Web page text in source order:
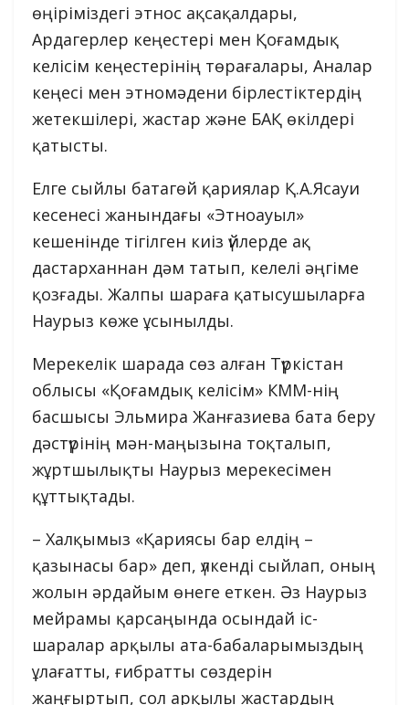
өңіріміздегі этнос ақсақалдары,
Ардагерлер кеңестері мен Қоғамдық
келісім кеңестерінің төрағалары, Аналар
кеңесі мен этномәдени бірлестіктердің
жетекшілері, жастар және БАҚ өкілдері
қатысты.
Елге сыйлы батагөй қариялар Қ.А.Ясауи
кесенесі жанындағы «Этноауыл»
кешенінде тігілген киіз үйлерде ақ
дастарханнан дәм татып, келелі әңгіме
қозғады. Жалпы шараға қатысушыларға
Наурыз көже ұсынылды.
Мерекелік шарада сөз алған Түркістан
облысы «Қоғамдық келісім» КММ-нің
басшысы Эльмира Жанғазиева бата беру
дәстүрінің мән-маңызына тоқталып,
жұртшылықты Наурыз мерекесімен
құттықтады.
– Халқымыз «Қариясы бар елдің –
қазынасы бар» деп, үлкенді сыйлап, оның
жолын әрдайым өнеге еткен. Әз Наурыз
мейрамы қарсаңында осындай іс-
шаралар арқылы ата-бабаларымыздың
ұлағатты, ғибратты сөздерін
жаңғыртып, сол арқылы жастардың